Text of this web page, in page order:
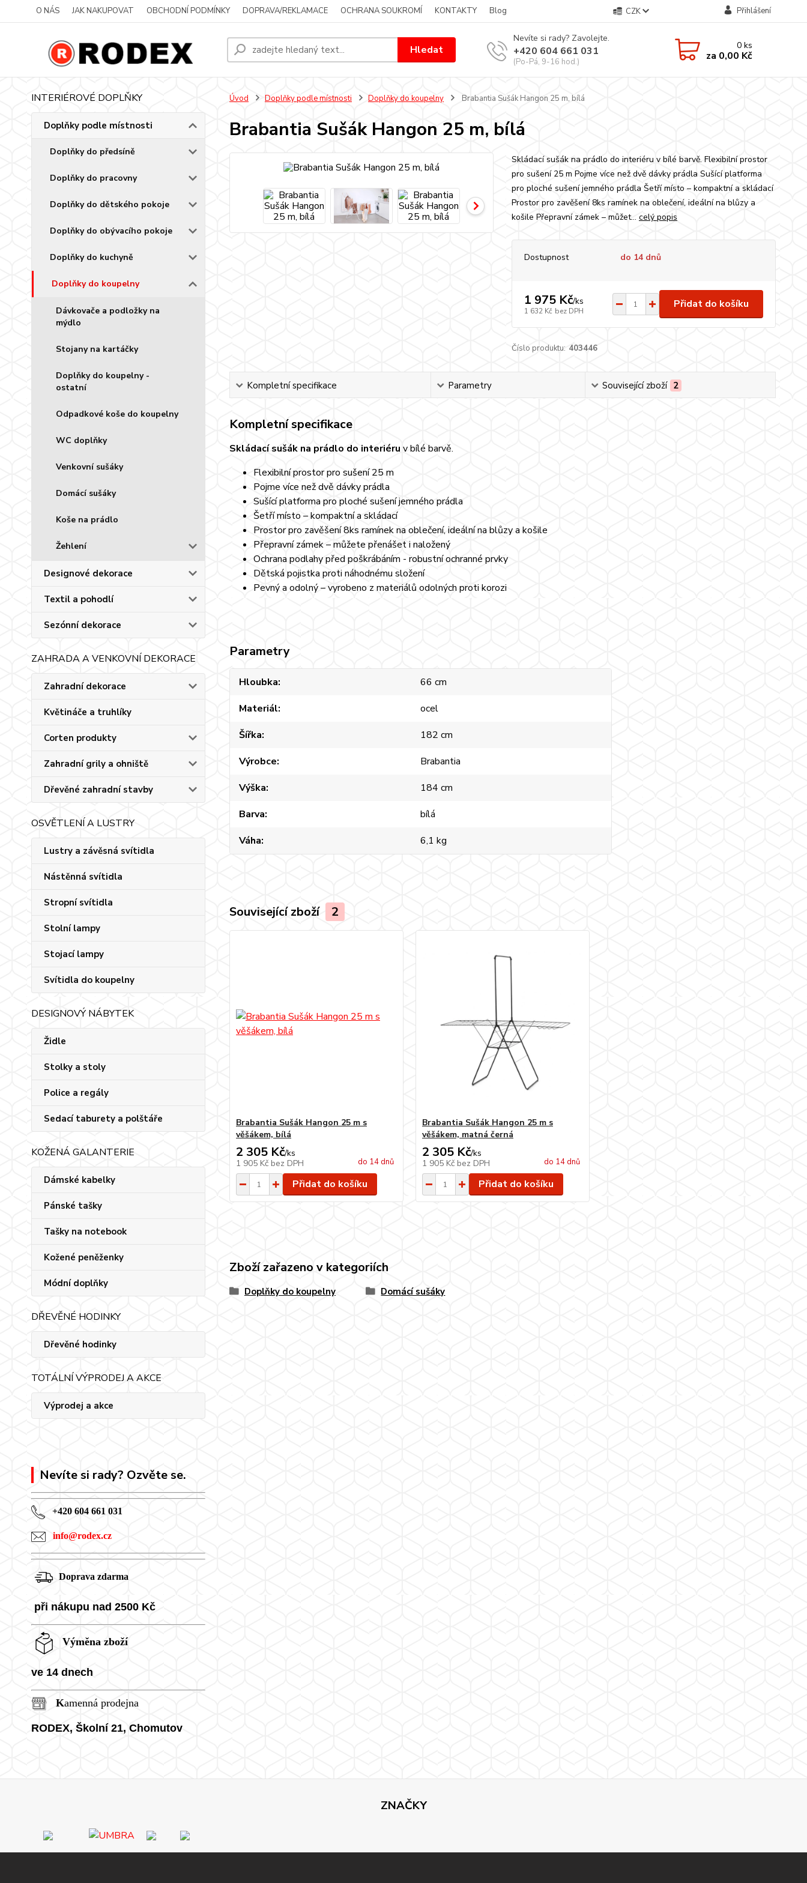
O NÁS JAK NAKUPOVAT OBCHODNÍ PODMÍNKY DOPRAVA/REKLAMACE OCHRANA SOUKROMÍ KONTAKTY Blog CZK Přihlášení
Hledat
Nevíte si rady? Zavolejte.
+420 604 661 031
(Po-Pá, 9-16 hod.)
0ks
za 0,00 Kč
INTERIÉROVÉ DOPLŇKY
Doplňky podle místnosti
Doplňky do předsíně
Doplňky do pracovny
Doplňky do dětského pokoje
Doplňky do obývacího pokoje
Doplňky do kuchyně
Doplňky do koupelny
Dávkovače a podložky na
mýdlo
Stojany na kartáčky
Doplňky do koupelny -
ostatní
Odpadkové koše do koupelny
WC doplňky
Venkovní sušáky
Domácí sušáky
Koše na prádlo
Žehlení
Designové dekorace
Textil a pohodlí
Sezónní dekorace
ZAHRADA A VENKOVNÍ DEKORACE
Zahradní dekorace
Květináče a truhlíky
Corten produkty
Zahradní grily a ohniště
Dřevěné zahradní stavby
OSVĚTLENÍ A LUSTRY
Lustry a závěsná svítidla
Nástěnná svítidla
Stropní svítidla
Stolní lampy
Stojací lampy
Svítidla do koupelny
DESIGNOVÝ NÁBYTEK
Židle
Stolky a stoly
Police a regály
Sedací taburety a polštáře
KOŽENÁ GALANTERIE
Dámské kabelky
Pánské tašky
Tašky na notebook
Kožené peněženky
Módní doplňky
DŘEVĚNÉ HODINKY
Dřevěné hodinky
TOTÁLNÍ VÝPRODEJ A AKCE
Výprodej a akce
Nevíte si rady? Ozvěte se.
+420 604 661 031
info@rodex.cz
Doprava zdarma
při nákupu nad 2500 Kč
Výměna zboží
ve 14 dnech
Kamenná prodejna
RODEX, Školní 21, Chomutov
Úvod Doplňky podle místnosti Doplňky do koupelny Brabantia Sušák Hangon 25 m, bílá
Brabantia Sušák Hangon 25 m, bílá
Skládací sušák na prádlo do interiéru v bílé barvě. Flexibilní prostor
pro sušení 25 m Pojme více než dvě dávky prádla Sušící platforma
pro ploché sušení jemného prádla Šetří místo – kompaktní a skládací
Prostor pro zavěšení 8ks ramínek na oblečení, ideální na blůzy a
košile Přepravní zámek – můžet... celý popis
Dostupnost do 14 dnů
1 975 Kč/ks
1 632 Kč bez DPH
Přidat do košíku
Číslo produktu: 403446
Kompletní specifikace Parametry Související zboží 2
Kompletní specifikace
Skládací sušák na prádlo do interiéru v bílé barvě.
Flexibilní prostor pro sušení 25 m
Pojme více než dvě dávky prádla
Sušící platforma pro ploché sušení jemného prádla
Šetří místo – kompaktní a skládací
Prostor pro zavěšení 8ks ramínek na oblečení, ideální na blůzy a košile
Přepravní zámek – můžete přenášet i naložený
Ochrana podlahy před poškrábáním - robustní ochranné prvky
Dětská pojistka proti náhodnému složení
Pevný a odolný – vyrobeno z materiálů odolných proti korozi
Parametry
Hloubka
66 cm
Materiál
ocel
Šířka
182 cm
Výrobce
Brabantia
Výška
184 cm
Barva
bílá
Váha
6,1 kg
Související zboží 2
Brabantia Sušák Hangon 25 m s
věšákem, bílá
2 305 Kč/ks
1 905 Kč bez DPH do 14 dnů
Přidat do košíku
Brabantia Sušák Hangon 25 m s
věšákem, matná černá
2 305 Kč/ks
1 905 Kč bez DPH do 14 dnů
Přidat do košíku
Zboží zařazeno v kategoriích
Doplňky do koupelny Domácí sušáky
ZNAČKY